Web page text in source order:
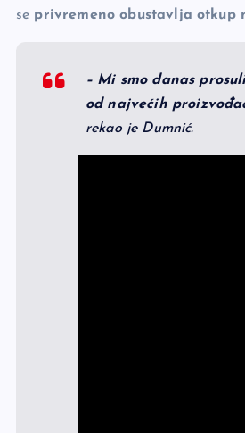
se privremeno obustavlja otkup
– Mi smo danas
od najvećih
rekao je Dumnić.